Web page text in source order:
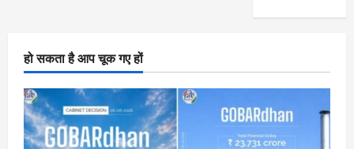
हो सकता है आप चूक गए हों